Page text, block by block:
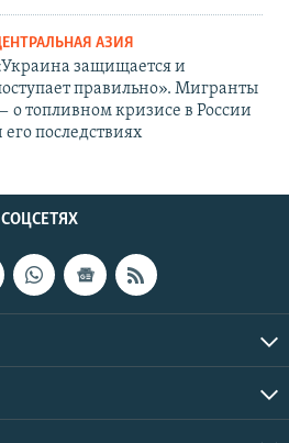
АЗИЯ
защищается и
правильно». Мигранты
о топливном кризисе в России
его последствиях